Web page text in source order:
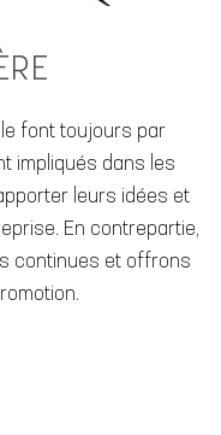
font toujours par
impliqués dans les
leurs idées et
En contrepartie,
continues et offrons